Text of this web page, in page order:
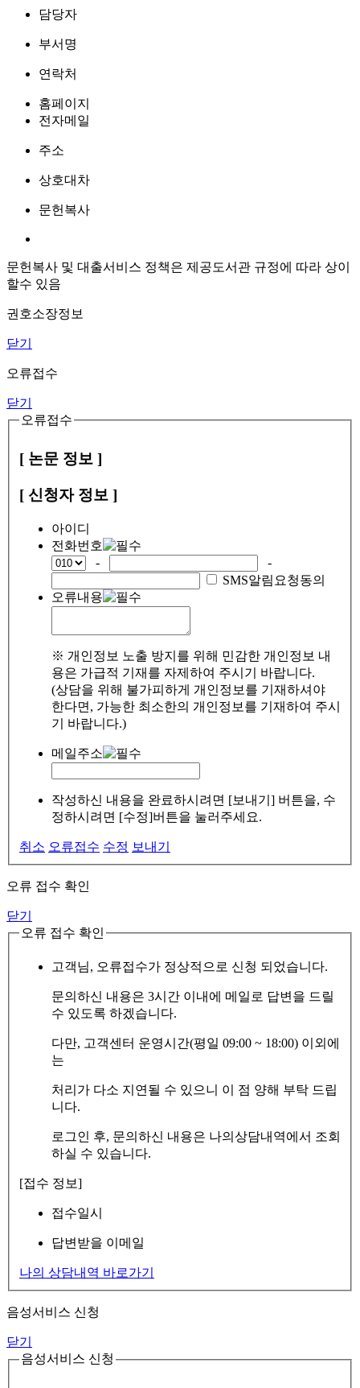
담당자
부서명
연락처
홈페이지
전자메일
주소
상호대차
문헌복사
문헌복사 및 대출서비스 정책은 제공도서관 규정에 따라 상이
할수 있음
권호소장정보
닫기
오류접수
닫기
오류접수
[ 논문 정보 ]
[ 신청자 정보 ]
아이디
전화번호
-
-
SMS알림요청동의
오류내용
※ 개인정보 노출 방지를 위해 민감한 개인정보 내
용은 가급적 기재를 자제하여 주시기 바랍니다.
(상담을 위해 불가피하게 개인정보를 기재하셔야
한다면, 가능한 최소한의 개인정보를 기재하여 주시
기 바랍니다.)
메일주소
작성하신 내용을 완료하시려면 [보내기] 버튼을, 수
정하시려면 [수정]버튼을 눌러주세요.
취소 오류접수 수정 보내기
오류 접수 확인
닫기
오류 접수 확인
고객님, 오류접수가 정상적으로 신청 되었습니다.
문의하신 내용은 3시간 이내에 메일로 답변을 드릴
수 있도록 하겠습니다.
다만, 고객센터 운영시간(평일 09:00 ~ 18:00) 이외에
는
처리가 다소 지연될 수 있으니 이 점 양해 부탁 드립
니다.
로그인 후, 문의하신 내용은 나의상담내역에서 조회
하실 수 있습니다.
[접수 정보]
접수일시
답변받을 이메일
나의 상담내역 바로가기
음성서비스 신청
닫기
음성서비스 신청